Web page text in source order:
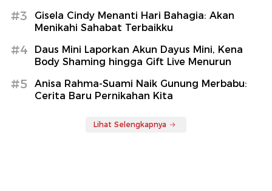
#3
Gisela Cindy Menanti Hari Bahagia: Akan
Menikahi Sahabat Terbaikku
#4
Daus Mini Laporkan Akun Dayus Mini, Kena
Body Shaming hingga Gift Live Menurun
#5
Anisa Rahma-Suami Naik Gunung Merbabu:
Cerita Baru Pernikahan Kita
Lihat Selengkapnya